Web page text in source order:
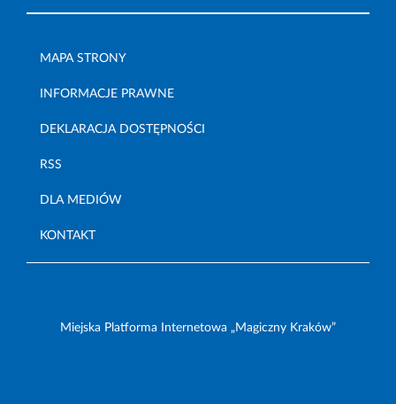
MAPA STRONY
INFORMACJE PRAWNE
DEKLARACJA DOSTĘPNOŚCI
RSS
DLA MEDIÓW
KONTAKT
Miejska Platforma Internetowa „Magiczny Kraków”